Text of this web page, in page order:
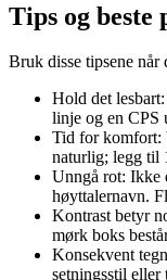
Tips og beste
Bruk disse tipsene
Hold det
linje og en CPS
Tid for komfort:
naturlig; legg til
Unngå rot: Ikke
høyttalernavn.
Kontrast betyr
mørk boks
Konsekvent
setningsstil